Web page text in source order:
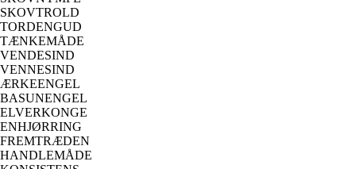
SKOVTROLD
TORDENGUD
TÆNKEMÅDE
VENDESIND
VENNESIND
ÆRKEENGEL
BASUNENGEL
ELVERKONGE
ENHJØRRING
FREMTRÆDEN
HANDLEMÅDE